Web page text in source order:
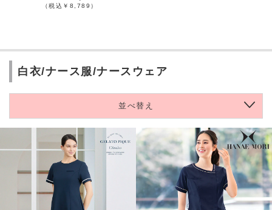
（税込￥8,789）
白衣/ナース服/ナースウェア
並べ替え